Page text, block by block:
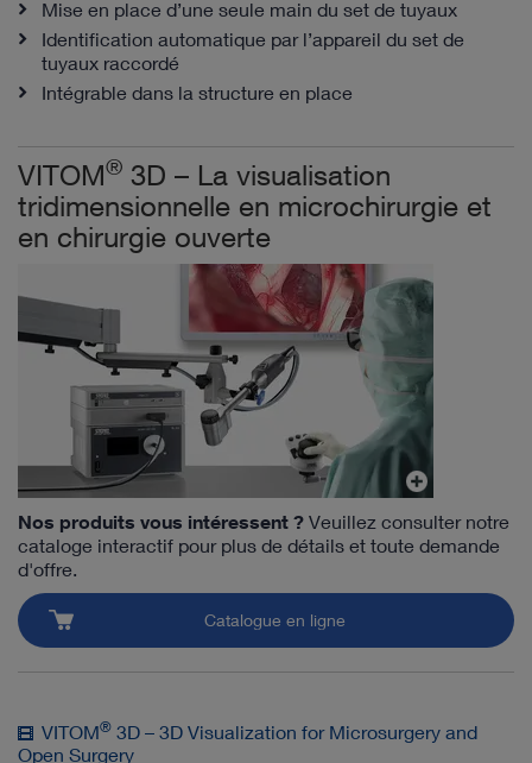
Mise en place d’une seule main du set de tuyaux
Identification automatique par l’appareil du set de
tuyaux raccordé
Intégrable dans la structure en place
VITOM® 3D – La visualisation
tridimensionnelle en microchirurgie et
en chirurgie ouverte
Nos produits vous intéressent ? Veuillez consulter notre
cataloge interactif pour plus de détails et toute demande
d'offre.
Catalogue en ligne
VITOM® 3D – 3D Visualization for Microsurgery and
Open Surgery